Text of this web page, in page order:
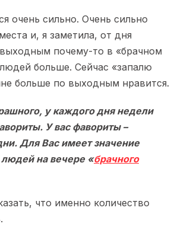
очень сильно. Очень сильно
и, я заметила, от дня
почему-то в «брачном
больше. Сейчас «запалю
больше по выходным нравится.
у каждого дня недели
У вас фавориты –
Для Вас имеет значение
людей на вечере «брачного
что именно количество